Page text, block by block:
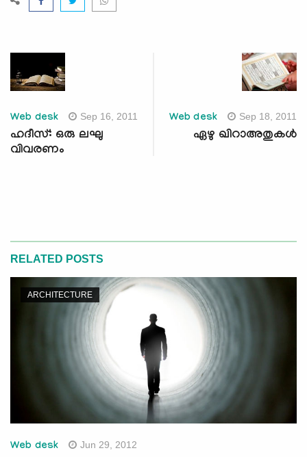
Web desk Sep 16, 2011
ഹദീസ്: ഒരു ലഘു
വിവരണം
Web desk Sep 18, 2011
ഏഴു ഖിറാഅതുകള്‍
RELATED POSTS
ARCHITECTURE
Web desk Jun 29, 2012